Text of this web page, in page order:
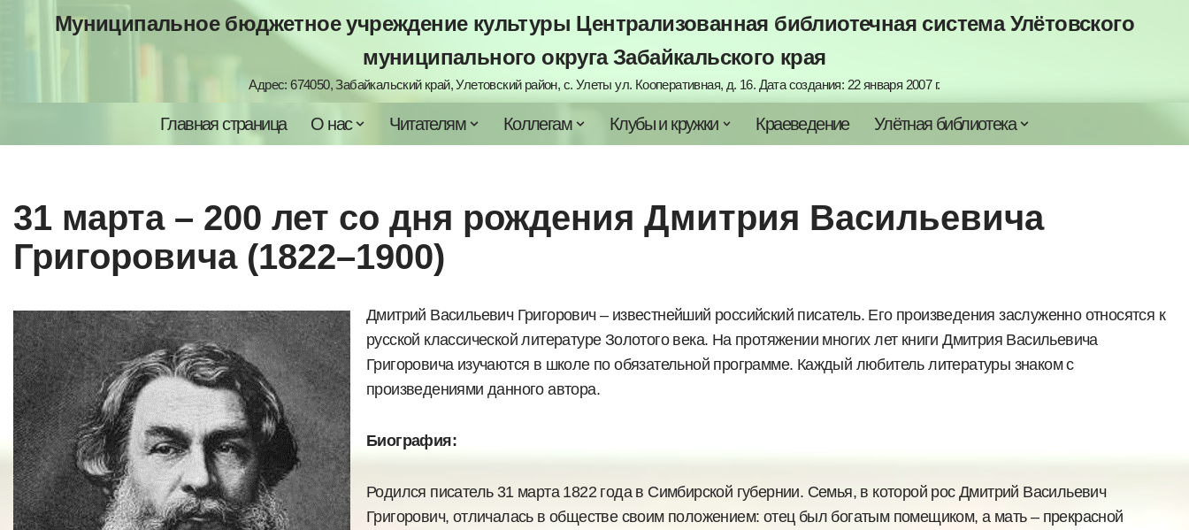
содержимому
Муниципальное бюджетное учреждение культуры Централизованная библиотечная система Улётовского
муниципального округа Забайкальского края
Адрес: 674050, Забайкальский край, Улетовский район, с. Улеты ул. Кооперативная, д. 16. Дата создания: 22 января 2007 г.
Главная страница О нас Читателям Коллегам Клубы и кружки Краеведение Улётная библиотека
31 марта – 200 лет со дня рождения Дмитрия Васильевича
Григоровича (1822–1900)
Дмитрий Васильевич Григорович – известнейший российский писатель. Его произведения заслуженно относятся к
русской классической литературе Золотого века. На протяжении многих лет книги Дмитрия Васильевича
Григоровича изучаются в школе по обязательной программе. Каждый любитель литературы знаком с
произведениями данного автора.
Биография:
Родился писатель 31 марта 1822 года в Симбирской губернии. Семья, в которой рос Дмитрий Васильевич
Григорович, отличалась в обществе своим положением: отец был богатым помещиком, а мать – прекрасной